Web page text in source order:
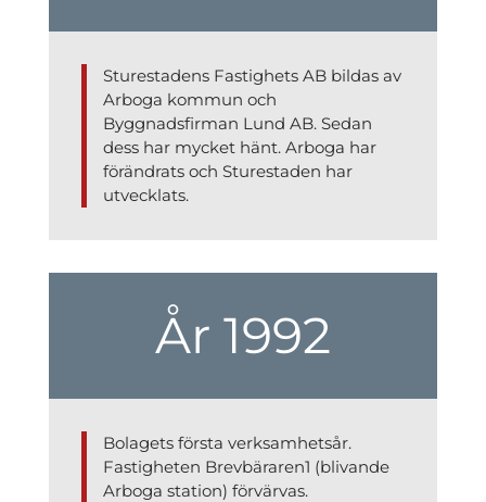
Sturestadens Fastighets AB bildas av
Arboga kommun och
Byggnadsfirman Lund AB. Sedan
dess har mycket hänt. Arboga har
förändrats och Sturestaden har
utvecklats.
Bolagets första verksamhetsår.
Fastigheten Brevbäraren1 (blivande
Arboga station) förvärvas.
År 1992